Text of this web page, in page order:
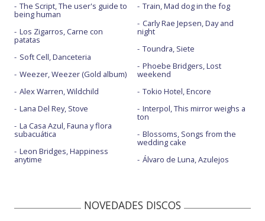
The Script, The user's guide to
being human
Los Zigarros, Carne con
patatas
Soft Cell, Danceteria
Weezer, Weezer (Gold album)
Alex Warren, Wildchild
Lana Del Rey, Stove
La Casa Azul, Fauna y flora
subacuática
Leon Bridges, Happiness
anytime
Train, Mad dog in the fog
Carly Rae Jepsen, Day and
night
Toundra, Siete
Phoebe Bridgers, Lost
weekend
Tokio Hotel, Encore
Interpol, This mirror weighs a
ton
Blossoms, Songs from the
wedding cake
Álvaro de Luna, Azulejos
NOVEDADES DISCOS